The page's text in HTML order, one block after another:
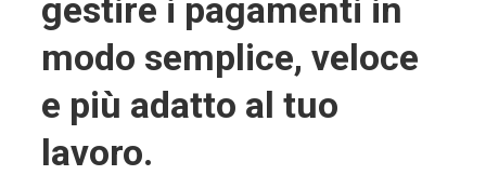
gestire i pagamenti in
modo semplice, veloce
e più adatto al tuo
lavoro.